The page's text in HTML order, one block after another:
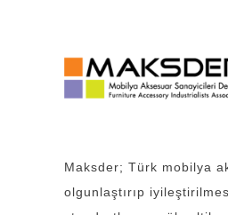
Maksder; Türk mobilya
olgunlaştırıp